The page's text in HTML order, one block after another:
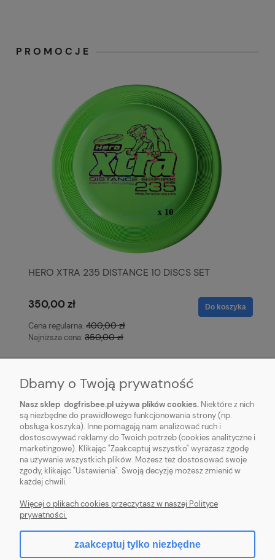
PROMOCJE
HERO XTRA 235 DISTANCE 10 DISCS SET
350,00 zł
Cena regularna: 400,00 zł
Najniższa cena: 350,00 zł
Do koszyka
STOPKA
REGULAMINY
Dbamy o Twoją prywatność
Nasz sklep dogfrisbee.pl używa plików cookies. Niektóre z nich
są niezbędne do prawidłowego funkcjonowania strony (np.
obsługa koszyka). Inne pomagają nam analizować ruch i
dostosowywać reklamy do Twoich potrzeb (cookies analityczne i
marketingowe). Klikając "Zaakceptuj wszystko" wyrażasz zgodę
na używanie wszystkich plików. Możesz też dostosować swoje
zgody, klikając "Ustawienia". Swoją decyzję możesz zmienić w
każdej chwili.
Więcej o plikach cookies przeczytasz w naszej Polityce
prywatności.
zaakceptuj tylko niezbędne